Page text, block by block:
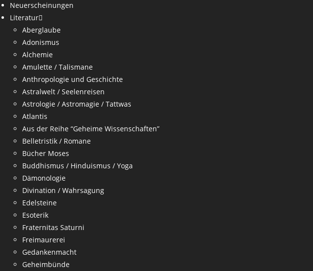
Neuerscheinungen
Literatur
Aberglaube
Adonismus
Alchemie
Amulette / Talismane
Anthropologie und Geschichte
Astralwelt / Seelenreisen
Astrologie / Astromagie / Tattwas
Atlantis
Aus der Reihe “Geheime Wissenschaften”
Belletristik / Romane
Bücher Moses
Buddhismus / Hinduismus / Yoga
Dämonologie
Divination / Wahrsagung
Edelsteine
Esoterik
Fraternitas Saturni
Freimaurerei
Gedankenmacht
Geheimbünde